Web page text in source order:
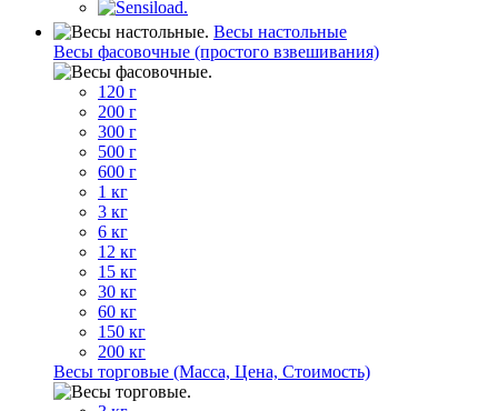
Весы настольные
Весы фасовочные (простого взвешивания)
120 г
200 г
300 г
500 г
600 г
1 кг
3 кг
6 кг
12 кг
15 кг
30 кг
60 кг
150 кг
200 кг
Весы торговые (Масса, Цена, Стоимость)